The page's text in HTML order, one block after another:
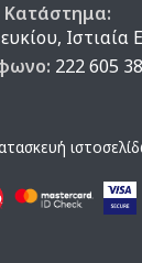
Κατάστημα:
Ιστιαία
222 605